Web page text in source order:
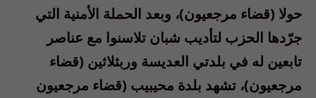
حولا (قضاء مرجعيون)، وبعد الحملة الأمنية التي
جرّدها الحزب لتأديب شبان تلاسنوا مع عناصر
تابعين له في بلدتي العديسة وربثلاثين (قضاء
مرجعيون)، تشهد بلدة محيبيب (قضاء مرجعيون